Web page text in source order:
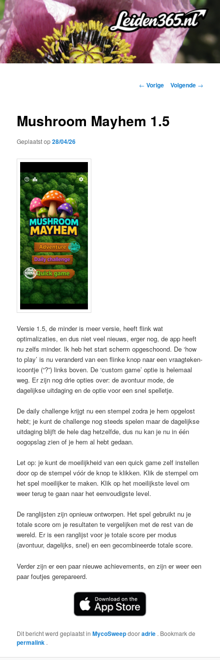
Spring
naar
de
primaire
inhoud
Bericht
← Vorige Volgende →
Mushroom Mayhem 1.5
Geplaatst op28/04/26
Versie 1.5, de minder is meer versie, heeft flink wat
optimalizaties, en dus niet veel nieuws, erger nog, de app heeft
nu zelfs minder. Ik heb het start scherm opgeschoond. De ‘how
to play’ is nu veranderd van een flinke knop naar een vraagteken-
icoontje (“?”) links boven. De ‘custom game’ optie is helemaal
weg. Er zijn nog drie opties over: de avontuur mode, de
dagelijkse uitdaging en de optie voor een snel spelletje.
De daily challenge krijgt nu een stempel zodra je hem opgelost
hebt; je kunt de challenge nog steeds spelen maar de dagelijkse
uitdaging blijft de hele dag hetzelfde, dus nu kan je nu in één
oogopslag zien of je hem al hebt gedaan.
Let op: je kunt de moeilijkheid van een quick game zelf instellen
door op de stempel vóór de knop te klikken. Klik de stempel om
het spel moeilijker te maken. Klik op het moeilijkste level om
weer terug te gaan naar het eenvoudigste level.
De ranglijsten zijn opnieuw ontworpen. Het spel gebruikt nu je
totale score om je resultaten te vergelijken met de rest van de
wereld. Er is een ranglijst voor je totale score per modus
(avontuur, dagelijks, snel) en een gecombineerde totale score.
Verder zijn er een paar nieuwe achievements, en zijn er weer een
paar foutjes gerepareerd.
Dit bericht werd geplaatst inMycoSweepdooradrie . Bookmark de
permalink .